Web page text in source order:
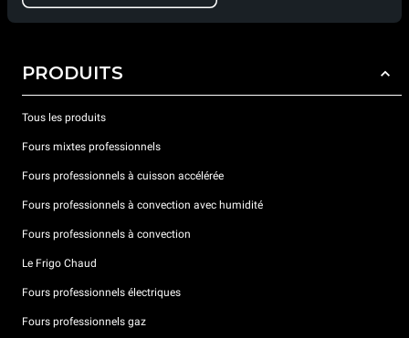
PRODUITS
Tous les produits
Fours mixtes professionnels
Fours professionnels à cuisson accélérée
Fours professionnels à convection avec humidité
Fours professionnels à convection
Le Frigo Chaud
Fours professionnels électriques
Fours professionnels gaz